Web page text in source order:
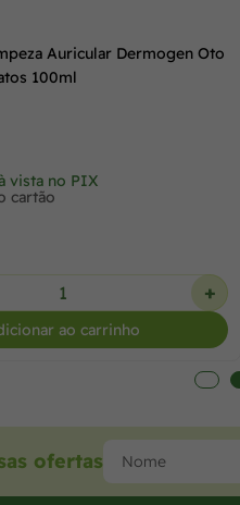
Auricular Dermogen Oto
100ml
à vista no PIX
cartão
+
ao carrinho
ofertas